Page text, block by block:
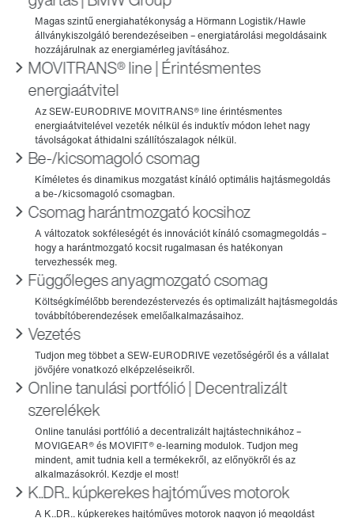
MOVITRANS® line | Érintésmentes
energiaátvitel
Be-/kicsomagoló csomag
Csomag harántmozgató kocsihoz
Függőleges anyagmozgató csomag
Vezetés
Online tanulási portfólió | Decentralizált
szerelékek
K..DR.. kúpkerekes hajtóműves motorok